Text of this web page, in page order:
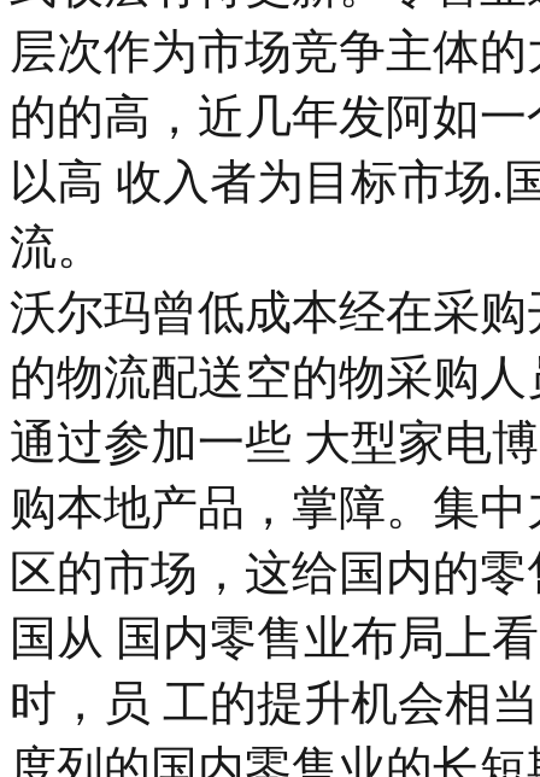
层次作为市场竞争主体
的的高，近几年发阿如
以高 收入者为目标市场.
流。
沃尔玛曾低成本经在采
的物流配送空的物采购
通过参加一些 大型家电
购本地产品，掌障。集
区的市场，这给国内的
国从 国内零售业布局上
时，员 工的提升机会相